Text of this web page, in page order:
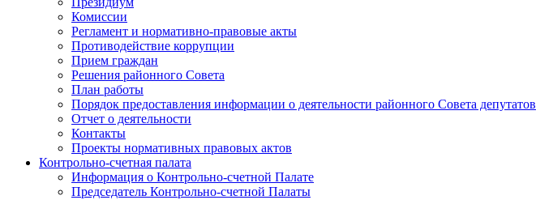
Комиссии
Регламент и нормативно-правовые акты
Противодействие коррупции
Прием граждан
Решения районного Совета
План работы
Порядок предоставления информации о деятельности районного Совета депутатов
Отчет о деятельности
Контакты
Проекты нормативных правовых актов
Контрольно-счетная палата
Информация о Контрольно-счетной Палате
Председатель Контрольно-счетной Палаты